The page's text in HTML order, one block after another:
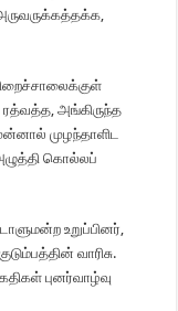
அங்கிருந்த
முழந்தாளிட
கொல்லப்
உறுப்பினர்,
வாரிசு.
புனர்வாழ்வு